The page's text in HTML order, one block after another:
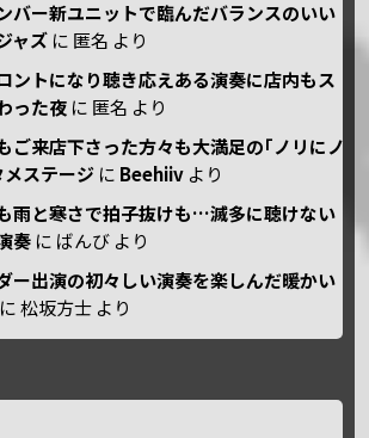
バー新ユニットで臨んだバランスのいい
ャズ に 匿名 より
ントになり聴き応えある演奏に店内もス
った夜 に 匿名 より
ご来店下さった方々も大満足の｢ノリにノ
メステージ に Beehiiv より
雨と寒さで拍子抜けも…滅多に聴けない
奏 に ばんび より
ー出演の初々しい演奏を楽しんだ暖かい
に松坂方士 より